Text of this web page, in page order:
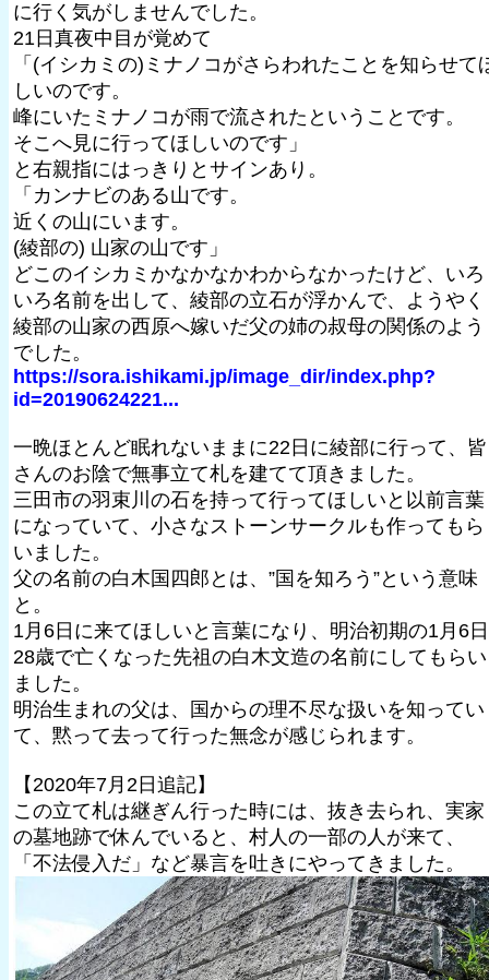
に行く気がしませんでした。
21日真夜中目が覚めて
「(イシカミの)ミナノコがさらわれたことを知らせて
しいのです。
峰にいたミナノコが雨で流されたということです。
そこへ見に行ってほしいのです」
と右親指にはっきりとサインあり。
「カンナビのある山です。
近くの山にいます。
(綾部の) 山家の山です」
どこのイシカミかなかなかわからなかったけど、いろ
いろ名前を出して、綾部の立石が浮かんで、ようやく
綾部の山家の西原へ嫁いだ父の姉の叔母の関係のよう
でした。
https://sora.ishikami.jp/image_dir/index.php?
id=20190624221...
一晩ほとんど眠れないままに22日に綾部に行って、皆
さんのお陰で無事立て札を建てて頂きました。
三田市の羽束川の石を持って行ってほしいと以前言葉
になっていて、小さなストーンサークルも作ってもら
いました。
父の名前の白木国四郎とは、”国を知ろう”という意味
と。
1月6日に来てほしいと言葉になり、明治初期の1月6日
28歳で亡くなった先祖の白木文造の名前にしてもらい
ました。
明治生まれの父は、国からの理不尽な扱いを知ってい
て、黙って去って行った無念が感じられます。
【2020年7月2日追記】
この立て札は継ぎん行った時には、抜き去られ、実家
の墓地跡で休んでいると、村人の一部の人が来て、
「不法侵入だ」など暴言を吐きにやってきました。